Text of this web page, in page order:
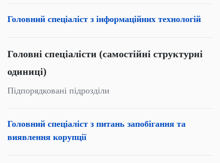
Головний спеціаліст з інформаційних технологій
Головні спеціалісти (самостійні структурні
одиниці)
Підпорядковані підрозділи
Головний спеціаліст з питань запобігання та
виявлення корупції